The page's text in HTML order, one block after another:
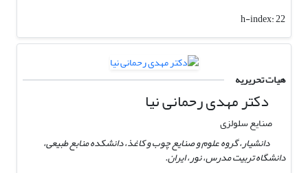
h-index:22
هیات تحریریه
دکتر مهدی رحمانی نیا
صنایع سلولزی
دانشیار، گروه علوم و صنایع چوب و کاغذ، دانشکده منابع طبیعی،
دانشگاه تربیت مدرس، نور، ایران.